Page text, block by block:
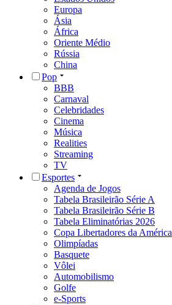
Europa
Ásia
África
Oriente Médio
Rússia
China
Pop
BBB
Carnaval
Celebridades
Cinema
Música
Realities
Streaming
TV
Esportes
Agenda de Jogos
Tabela Brasileirão Série A
Tabela Brasileirão Série B
Tabela Eliminatórias 2026
Copa Libertadores da América
Olimpíadas
Basquete
Vôlei
Automobilismo
Golfe
e-Sports